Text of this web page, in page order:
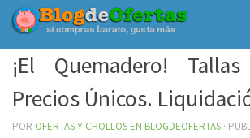
Debajo del contenido
¡El Quemadero!
Precios Únicos.
POR OFERTAS Y CHOLLOS EN BLOGDEOFERTAS ·